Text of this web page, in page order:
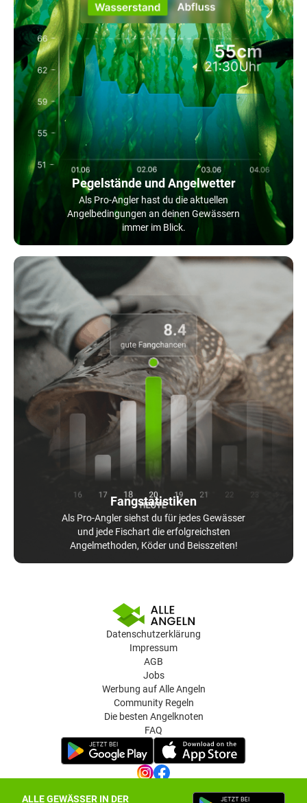
ALLE GEWÄSSER IN DER
Pegelstände und Angelwetter
Als Pro-Angler hast du die aktuellen
Angelbedingungen an deinen Gewässern
immer im Blick.
Fangstatistiken
Als Pro-Angler siehst du für jedes Gewässer
und jede Fischart die erfolgreichsten
Angelmethoden, Köder und Beisszeiten!
Datenschutzerklärung
Impressum
AGB
Jobs
Werbung auf Alle Angeln
Community Regeln
Die besten Angelknoten
FAQ